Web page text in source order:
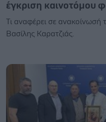
έγκριση καινοτόμου
Τι αναφέρει σε
Βασίλης Καρατζιάς.